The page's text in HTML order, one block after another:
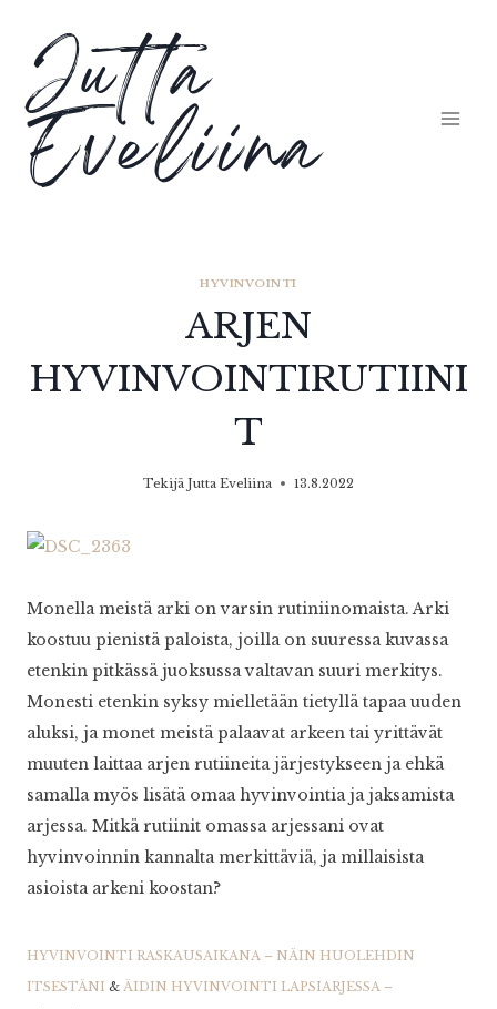
sisältöön
Jutta
Eveliina
HYVINVOINTI
ARJEN
HYVINVOINTIRUTIINI
T
Tekijä Jutta Eveliina 13.8.2022
Monella meistä arki on varsin rutiniinomaista. Arki
koostuu pienistä paloista, joilla on suuressa kuvassa
etenkin pitkässä juoksussa valtavan suuri merkitys.
Monesti etenkin syksy mielletään tietyllä tapaa uuden
aluksi, ja monet meistä palaavat arkeen tai yrittävät
muuten laittaa arjen rutiineita järjestykseen ja ehkä
samalla myös lisätä omaa hyvinvointia ja jaksamista
arjessa. Mitkä rutiinit omassa arjessani ovat
hyvinvoinnin kannalta merkittäviä, ja millaisista
asioista arkeni koostan?
HYVINVOINTI RASKAUSAIKANA – NÄIN HUOLEHDIN
ITSESTÄNI & ÄIDIN HYVINVOINTI LAPSIARJESSA –